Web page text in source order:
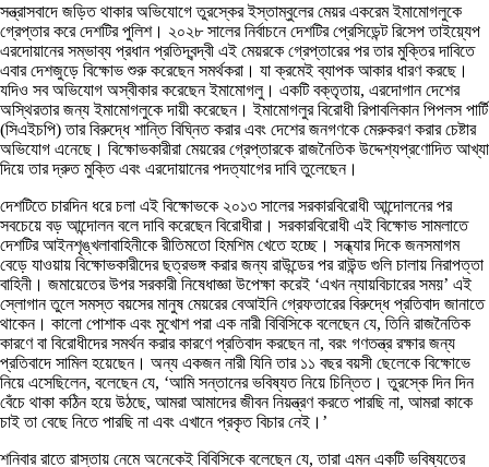
সন্ত্রাসবাদে জড়িত থাকার অভিযোগে তুরস্কের ইস্তাম্বুলের মেয়র একরেম ইমামোগলুকে
গ্রেপ্তার করে দেশটির পুলিশ। ২০২৮ সালের নির্বাচনে দেশটির প্রেসিডেন্ট রিসেপ তাইয়্যেপ
এরদোয়ানের সম্ভাব্য প্রধান প্রতিদ্বন্দ্বী এই মেয়রকে গ্রেপ্তারের পর তার মুক্তির দাবিতে
এবার দেশজুড়ে বিক্ষোভ শুরু করেছেন সমর্থকরা। যা ক্রমেই ব্যাপক আকার ধারণ করছে।
যদিও সব অভিযোগ অস্বীকার করেছেন ইমামোগলু। একটি বক্তৃতায়, এরদোগান দেশের
অস্থিরতার জন্য ইমামোগলুকে দায়ী করেছেন। ইমামোগলুর বিরোধী রিপাবলিকান পিপলস পার্টি
(সিএইচপি) তার বিরুদ্ধে শান্তি বিঘ্নিত করার এবং দেশের জনগণকে মেরুকরণ করার চেষ্টার
অভিযোগ এনেছে। বিক্ষোভকারীরা মেয়রের গ্রেপ্তারকে রাজনৈতিক উদ্দেশ্যপ্রণোদিত আখ্যা
দিয়ে তার দ্রুত মুক্তি এবং এরদোয়ানের পদত্যাগের দাবি তুলেছেন।
দেশটিতে চারদিন ধরে চলা এই বিক্ষোভকে ২০১৩ সালের সরকারবিরোধী আন্দোলনের পর
সবচেয়ে বড় আন্দোলন বলে দাবি করেছেন বিরোধীরা। সরকারবিরোধী এই বিক্ষোভ সামলাতে
দেশটির আইনশৃঙ্খলাবাহিনীকে রীতিমতো হিমশিম খেতে হচ্ছে। সন্ধ্যার দিকে জনসমাগম
বেড়ে যাওয়ায় বিক্ষোভকারীদের ছত্রভঙ্গ করার জন্য রাউন্ডের পর রাউন্ড গুলি চালায় নিরাপত্তা
বাহিনী। জমায়েতের উপর সরকারী নিষেধাজ্ঞা উপেক্ষা করেই ‘এখন ন্যায়বিচারের সময়’ এই
স্লোগান তুলে সমস্ত বয়সের মানুষ মেয়রের বেআইনি গ্রেফতারের বিরুদ্ধে প্রতিবাদ জানাতে
থাকেন। কালো পোশাক এবং মুখোশ পরা এক নারী বিবিসিকে বলেছেন যে, তিনি রাজনৈতিক
কারণে বা বিরোধীদের সমর্থন করার কারণে প্রতিবাদ করছেন না, বরং গণতন্ত্র রক্ষার জন্য
প্রতিবাদে সামিল হয়েছেন। অন্য একজন নারী যিনি তার ১১ বছর বয়সী ছেলেকে বিক্ষোভে
নিয়ে এসেছিলেন, বলেছেন যে, ‘আমি সন্তানের ভবিষ্যত নিয়ে চিন্তিত। তুরস্কে দিন দিন
বেঁচে থাকা কঠিন হয়ে উঠছে, আমরা আমাদের জীবন নিয়ন্ত্রণ করতে পারছি না, আমরা কাকে
চাই তা বেছে নিতে পারছি না এবং এখানে প্রকৃত বিচার নেই।’
শনিবার রাতে রাস্তায় নেমে অনেকেই বিবিসিকে বলেছেন যে, তারা এমন একটি ভবিষ্যতের